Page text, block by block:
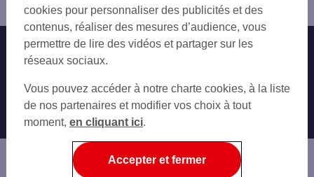
Nos engagements Nous contacter
Autres sites SG
Professionnels
Entreprises
Associations
cookies pour personnaliser des publicités et des
contenus, réaliser des mesures d’audience, vous
permettre de lire des vidéos et partager sur les
réseaux sociaux.
Vous pouvez accéder à notre charte cookies, à la liste
de nos partenaires et modifier vos choix à tout
moment, en cliquant ici.
Accepter et fermer